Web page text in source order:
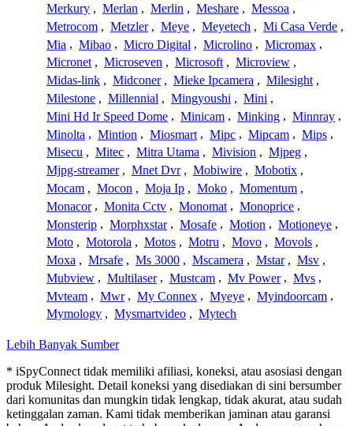
Merkury , Merlan , Merlin , Meshare , Messoa ,
Metrocom , Metzler , Meye , Meyetech , Mi Casa Verde ,
Mia , Mibao , Micro Digital , Microlino , Micromax ,
Micronet , Microseven , Microsoft , Microview ,
Midas-link , Midconer , Mieke Ipcamera , Milesight ,
Milestone , Millennial , Mingyoushi , Mini ,
Mini Hd Ir Speed Dome , Minicam , Minking , Minnray ,
Minolta , Mintion , Miosmart , Mipc , Mipcam , Mips ,
Misecu , Mitec , Mitra Utama , Mivision , Mjpeg ,
Mjpg-streamer , Mnet Dvr , Mobiwire , Mobotix ,
Mocam , Mocon , Moja Ip , Moko , Momentum ,
Monacor , Monita Cctv , Monomat , Monoprice ,
Monsterip , Morphxstar , Mosafe , Motion , Motioneye ,
Moto , Motorola , Motos , Motru , Movo , Movols ,
Moxa , Mrsafe , Ms 3000 , Mscamera , Mstar , Msv ,
Mubview , Multilaser , Mustcam , Mv Power , Mvs ,
Mvteam , Mwr , My Connex , Myeye , Myindoorcam ,
Mymology , Mysmartvideo , Mytech
Lebih Banyak Sumber
* iSpyConnect tidak memiliki afiliasi, koneksi, atau asosiasi dengan
produk Milesight. Detail koneksi yang disediakan di sini bersumber
dari komunitas dan mungkin tidak lengkap, tidak akurat, atau sudah
ketinggalan zaman. Kami tidak memberikan jaminan atau garansi